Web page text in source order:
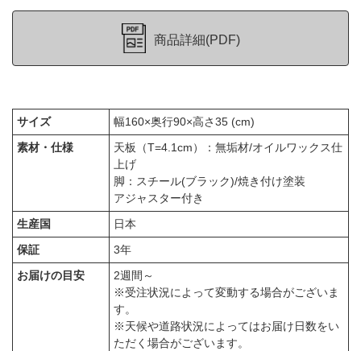
商品詳細(PDF)
サイズ
幅160×奥行90×高さ35 (cm)
素材・仕様
天板（T=4.1cm）：無垢材/オイルワックス仕
上げ
脚：スチール(ブラック)/焼き付け塗装
アジャスター付き
生産国
日本
保証
3年
お届けの目安
2週間～
※受注状況によって変動する場合がございま
す。
※天候や道路状況によってはお届け日数をい
ただく場合がございます。